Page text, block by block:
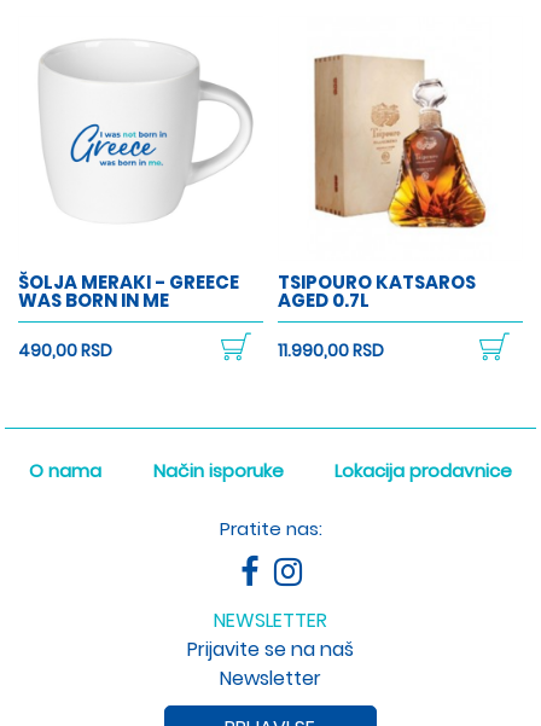
ŠOLJA MERAKI - GREECE
WAS BORN IN ME
490,00 RSD
TSIPOURO KATSAROS
AGED 0.7L
11.990,00 RSD
O nama Način isporuke Lokacija prodavnice
Pratite nas:
NEWSLETTER
Prijavite se na naš
Newsletter